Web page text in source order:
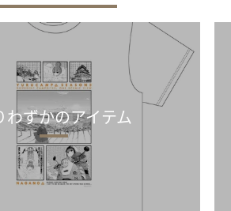
わずかのアイテム